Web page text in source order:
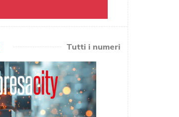
Tutti i numeri